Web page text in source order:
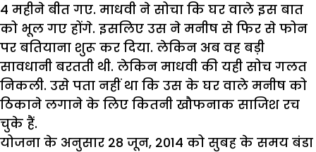
4 महीने बीत गए. माधवी ने सोचा कि घर वाले इस बात
को भूल गए होंगे. इसलिए उस ने मनीष से फिर से फोन
पर बतियाना शुरू कर दिया. लेकिन अब वह बड़ी
सावधानी बरतती थी. लेकिन माधवी की यही सोच गलत
निकली. उसे पता नहीं था कि उस के घर वाले मनीष को
ठिकाने लगाने के लिए कितनी खौफनाक साजिश रच
चुके हैं.
योजना के अनुसार 28 जून, 2014 को सुबह के समय बंडा